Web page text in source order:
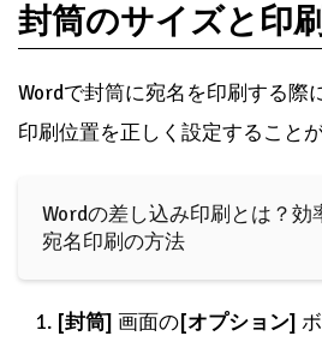
封筒のサイズと印
Wordで封筒に宛名を印刷する際
印刷位置を正しく設定することが
Wordの差し込み印刷とは？効
宛名印刷の方法
[封筒] 画面の[オプション]